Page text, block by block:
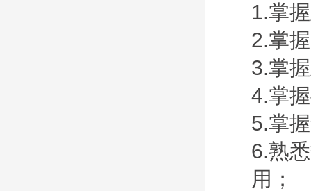
1.掌
2.掌
3.掌
4.掌
5.掌
6.熟
用；